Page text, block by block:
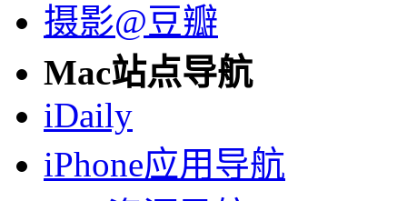
摄影@豆瓣
Mac站点导航
iDaily
iPhone应用导航